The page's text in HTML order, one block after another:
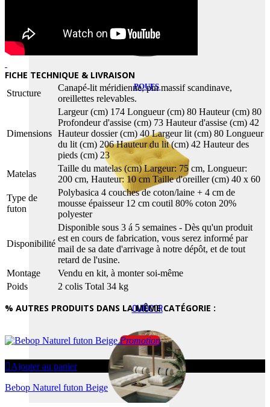
POUFS
OUTDOOR
FICHE TECHNIQUE & LIVRAISON
Structure
Canapé-lit méridienne, pin massif scandinave,
oreillettes relevables.
Dimensions
Largeur (cm) 174 Longueur (cm) 80 Hauteur (cm) 80
Profondeur d'assise (cm) 73 Hauteur d'assise (cm) 42
Hauteur dossier (cm) 40 Largeur lit (cm) 80 Longueur
du lit (cm) 206 Hauteur du lit (cm) 42 Hauteur des
pieds (cm) 23
Matelas
Taille du matelas (cm) Largeur: 75 cm, Longueur:
200 cm, Hauteur: 10 cm Taille d'oreiller (cm) 40 x 60
Type de
futon
Polybasica 4 couches de coton/laine + 4 cm de
mousse épaisseur 12 cm coutil 80% coton 20%
polyester
Disponibilité
Disponible sous 3 á 5 semaines - Dès qu'un produit
est en cours de fabrication, vous serez informé par
mail de sa date d'arrivage à notre dépôt, et de tout
retard de l'usine.
Montage
Vendu en kit, à monter soi-même
Poids
2 colis Total 34 kg
% AUTRES PRODUITS DANS LA MÊME CATÉGORIE :
Promotion
Ajouter au panier
Bebop Naturel futon Beige